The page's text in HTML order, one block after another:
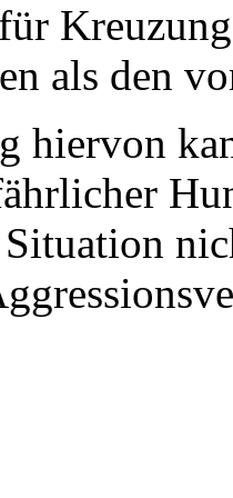
als den
hiervon